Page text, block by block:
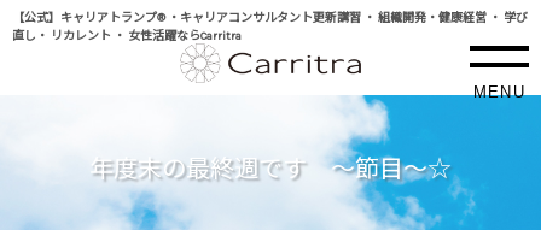
【公式】キャリアトランプ® ・キャリアコンサルタント更新講習 ・ 組織開発・健康経営 ・ 学び
直し・ リカレント ・ 女性活躍ならCarritra
MENU
年度末の最終週です ～節目～☆